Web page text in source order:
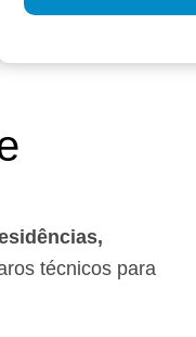
técnicos para